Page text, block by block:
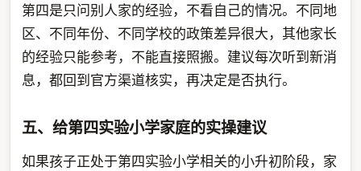
第四是只问别人家的经验，不看自己的情况。不同地
区、不同年份、不同学校的政策差异很大，其他家长
的经验只能参考，不能直接照搬。建议每次听到新消
息，都回到官方渠道核实，再决定是否执行。
五、给第四实验小学家庭的实操建议
如果孩子正处于第四实验小学相关的小升初阶段，家